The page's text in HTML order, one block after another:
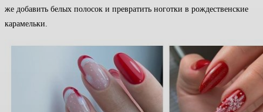
же добавить белых полосок и превратить ноготки в рождественские
карамельки.